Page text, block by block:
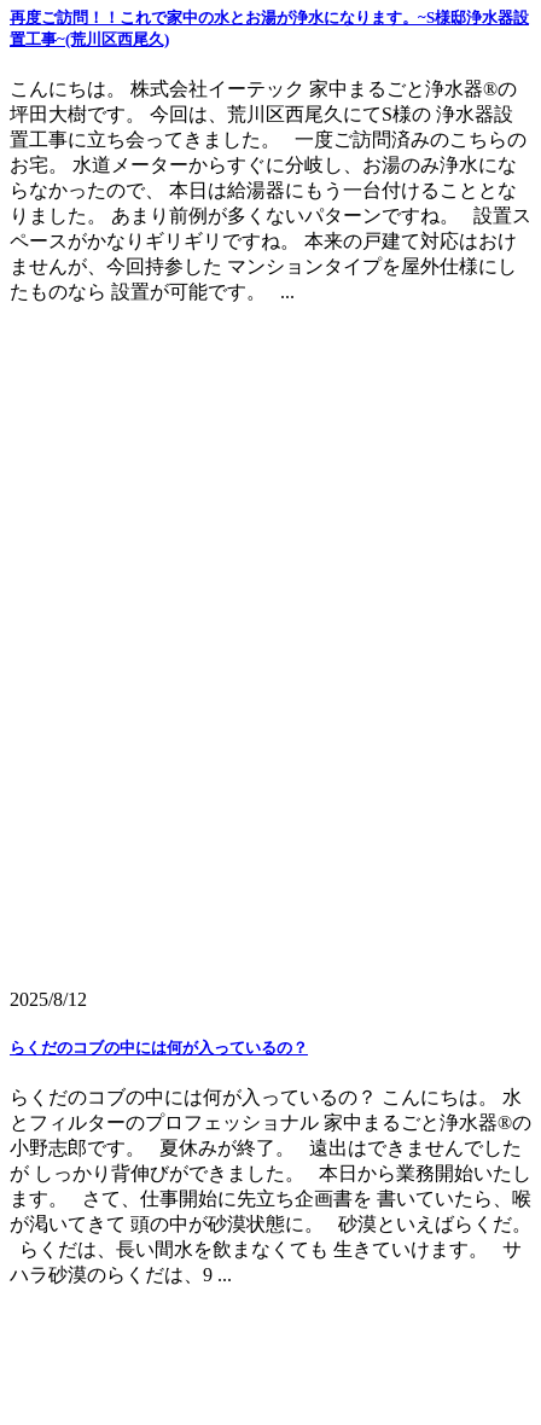
再度ご訪問！！これで家中の水とお湯が浄水になります。~S様邸浄水器設
置工事~(荒川区西尾久)
こんにちは。 株式会社イーテック 家中まるごと浄水器®の
坪田大樹です。 今回は、荒川区西尾久にてS様の 浄水器設
置工事に立ち会ってきました。 一度ご訪問済みのこちらの
お宅。 水道メーターからすぐに分岐し、お湯のみ浄水にな
らなかったので、 本日は給湯器にもう一台付けることとな
りました。 あまり前例が多くないパターンですね。 設置ス
ペースがかなりギリギリですね。 本来の戸建て対応はおけ
ませんが、今回持参した マンションタイプを屋外仕様にし
たものなら 設置が可能です。 ...
2025/8/12
らくだのコブの中には何が入っているの？
らくだのコブの中には何が入っているの？ こんにちは。 水
とフィルターのプロフェッショナル 家中まるごと浄水器®の
小野志郎です。 夏休みが終了。 遠出はできませんでした
が しっかり背伸びができました。 本日から業務開始いたし
ます。 さて、仕事開始に先立ち企画書を 書いていたら、喉
が渇いてきて 頭の中が砂漠状態に。 砂漠といえばらくだ。
らくだは、長い間水を飲まなくても 生きていけます。 サ
ハラ砂漠のらくだは、9 ...